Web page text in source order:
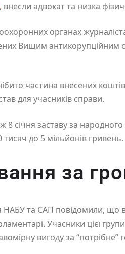
, внесли адвокат та низка
органах
Вищим антикорупційним
частина внесених
для учасників справи.
січня заставу за
тисяч до 5 мільйонів
за
НАБУ та САП повідомили, що
Учасники цієї
вигоду за “потрібне”